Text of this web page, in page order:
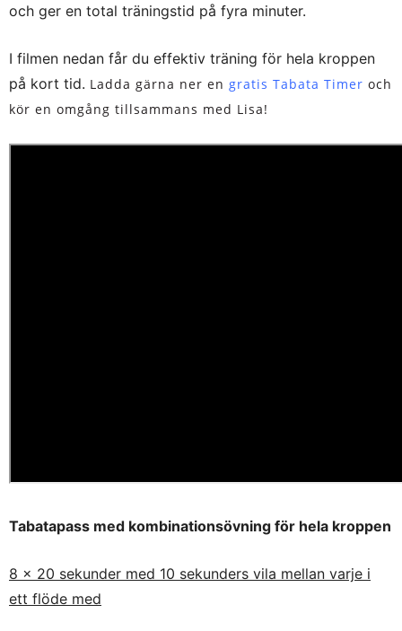
och ger en total träningstid på fyra minuter.
I filmen nedan får du effektiv träning för hela kroppen
på kort tid. Ladda gärna ner en gratis Tabata Timer och
kör en omgång tillsammans med Lisa!
Tabatapass med kombinationsövning för hela kroppen
8 x 20 sekunder med 10 sekunders vila mellan varje i
ett flöde med